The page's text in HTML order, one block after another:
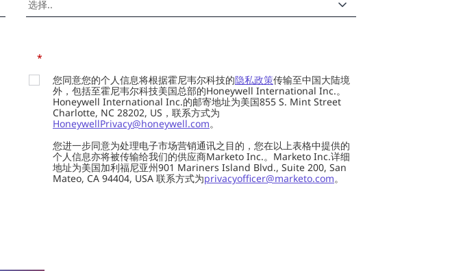
*
您同意您的个人信息将根据霍尼韦尔科技的隐私政策传输至中国大陆境
外，包括至霍尼韦尔科技美国总部的Honeywell International Inc.。
Honeywell International Inc.的邮寄地址为美国855 S. Mint Street
Charlotte, NC 28202, US，联系方式为
HoneywellPrivacy@honeywell.com。
您进一步同意为处理电子市场营销通讯之目的，您在以上表格中提供的
个人信息亦将被传输给我们的供应商Marketo Inc.。Marketo Inc.详细
地址为美国加利福尼亚州901 Mariners Island Blvd., Suite 200, San
Mateo, CA 94404, USA 联系方式为privacyofficer@marketo.com。